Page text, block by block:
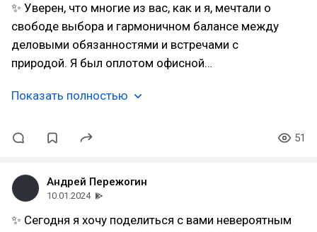
✨ Уверен, что многие из вас, как и я, мечтали о
свободе выбора и гармоничном балансе между
деловыми обязанностями и встречами с
природой. Я был оплотом офисной…
Показать полностью
51
Андрей Пережогин
10.01.2024
✨ Сегодня я хочу поделиться с вами невероятным